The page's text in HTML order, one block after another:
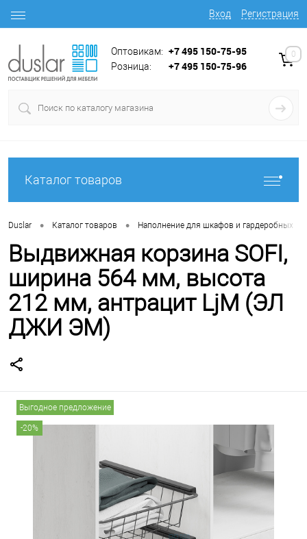
Вход Регистрация
Оптовикам: +7 495 150-75-95
Розница: +7 495 150-75-96
0
Каталог товаров
Duslar • Каталог товаров • Наполнение для шкафов и гардеробных
Выдвижная корзина SOFI,
ширина 564 мм, высота
212 мм, антрацит LjM (ЭЛ
ДЖИ ЭМ)
Выгодное предложение
-20%